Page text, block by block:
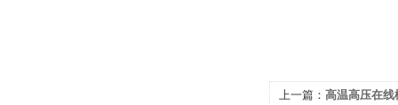
上一篇： 高温高压在线